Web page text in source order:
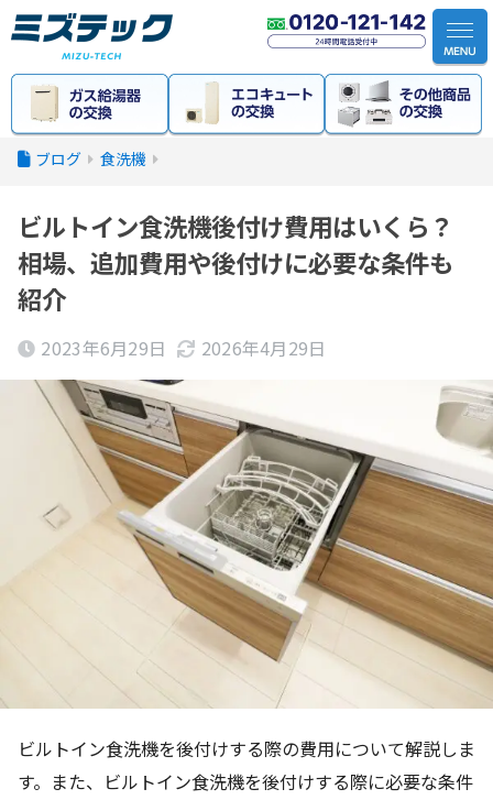
食洗機
ビルトイン食洗機後付け費用はいくら？
相場、追加費用や後付けに必要な条件も
紹介
2023年6月29日 2026年4月29日
ビルトイン食洗機を後付けする際の費用について解説しま
す。また、ビルトイン食洗機を後付けする際に必要な条件